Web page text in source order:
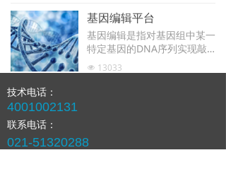
例，按照泊松分布的原理，通
过软件计算出待检靶分子的拷
贝数。
序列进行定量分析。
基因编辑平台
基因编辑是指对基因组中某一
特定基因的DNA序列实现敲
除、插入或替换的一种技术方
法。
넶 13033
上一页
技术电话：
4001002131
联系电话：
021-51320288